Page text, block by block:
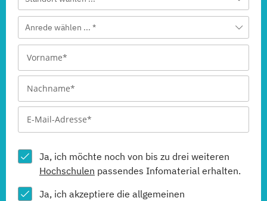
Anrede wählen ... *
Ja, ich möchte noch von bis zu drei weiteren
Hochschulen passendes Infomaterial erhalten.
Ja, ich akzeptiere die allgemeinen